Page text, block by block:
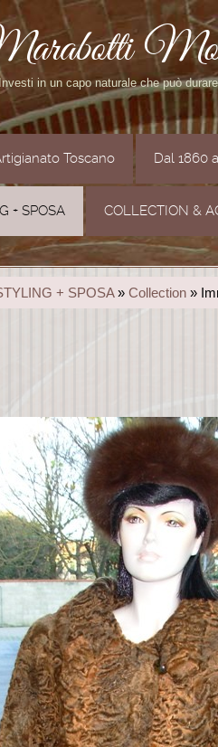
in un capo naturale che può
Toscano Dal 1860
+ SPOSA COLLECTION &
+ SPOSA» Collection »